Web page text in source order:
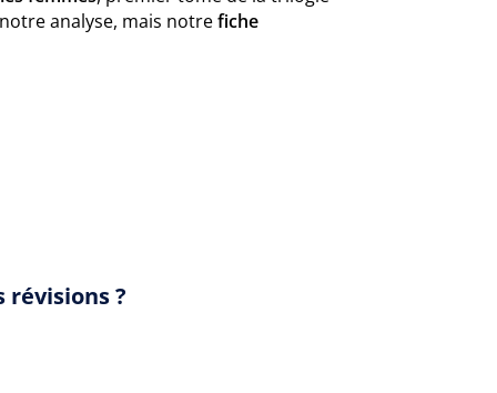
analyse, mais notrefiche
révisions ?